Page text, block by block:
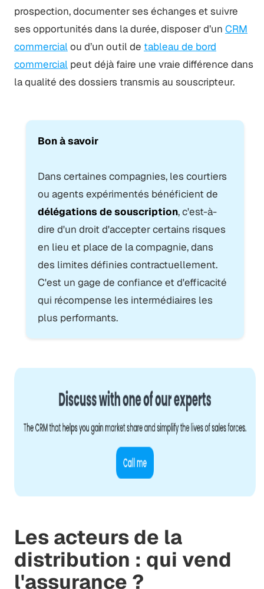
prospection, documenter ses échanges et suivre
ses opportunités dans la durée, disposer d’un CRM
commercialou d’un outil de tableau de bord
commercialpeut déjà faire une vraie différence dans
la qualité des dossiers transmis au souscripteur.
Bon à savoir
Dans certaines compagnies, les courtiers
ou agents expérimentés bénéficient de
délégations de souscription, c'est-à-
dire d'un droit d'accepter certains risques
en lieu et place de la compagnie, dans
des limites définies contractuellement.
C'est un gage de confiance et d'efficacité
qui récompense les intermédiaires les
plus performants.
Les acteurs de la
distribution : qui vend
l'assurance ?